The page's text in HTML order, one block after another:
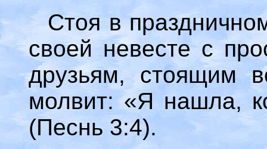
Стоя в
своей невесте с
друзьям, стоящим
молвит: «Я нашла,
(Песнь 3:4).